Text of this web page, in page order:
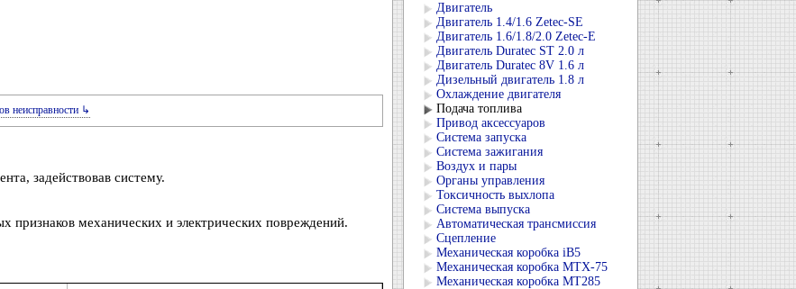
неисправности ↳
задействовав систему.
признаков механических и электрических повреждений.
Двигатель
Двигатель 1.4/1.6 Zetec-SE
Двигатель 1.6/1.8/2.0 Zetec-E
Двигатель Duratec ST 2.0 л
Двигатель Duratec 8V 1.6 л
Дизельный двигатель 1.8 л
Охлаждение двигателя
Подача топлива
Привод аксессуаров
Система запуска
Система зажигания
Воздух и пары
Органы управления
Токсичность выхлопа
Система выпуска
Автоматическая трансмиссия
Сцепление
Механическая коробка iB5
Механическая коробка MTX-75
Механическая коробка MT285